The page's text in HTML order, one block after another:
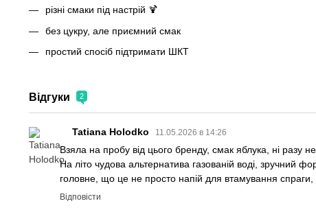
різні смаки під настрій 🍹
без цукру, але приємний смак
простий спосіб підтримати ШКТ
Відгуки 2
Tatiana Holodko 11.05.2026 в 14:26
Взяла на пробу від цього бренду, смак яблука, ні разу
На літо чудова альтернатива газованій воді, зручний
головне, що це не просто напій для втамування спраги,
Відповісти